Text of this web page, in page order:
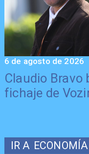
Claudio Bravo
fichaje de
6 de agosto de 2026
IR A ECONOMÍA